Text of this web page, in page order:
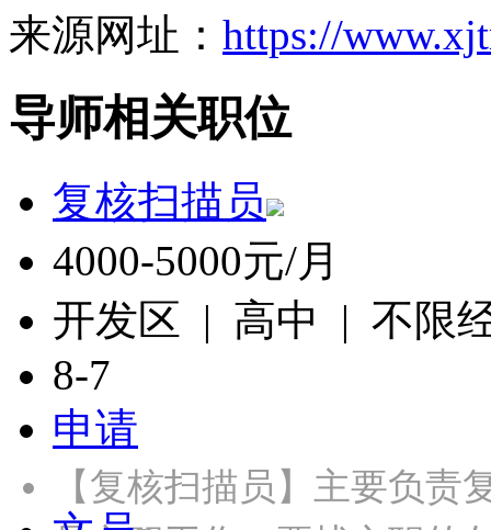
来源网址： https://
导师相关职位
复核扫描员
4000-5000元/月
开发区 | 高中 | 不限
8-7
申请
【复核扫描员】主要负